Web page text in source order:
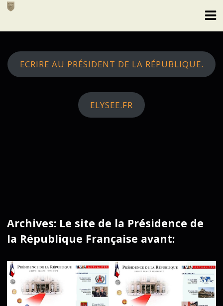
Skip
ECRIRE AU PRÉSIDENT DE LA RÉPUBLIQUE.
ELYSEE.FR
Archives: Le site de la Présidence de
la République Française avant: